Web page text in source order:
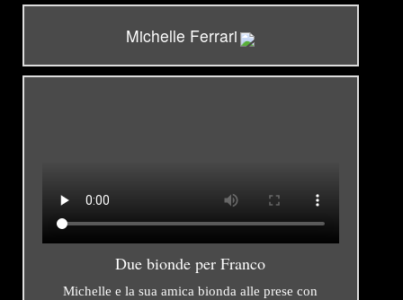
Michelle Ferrari
Due bionde per Franco
Michelle e la sua amica bionda alle prese con